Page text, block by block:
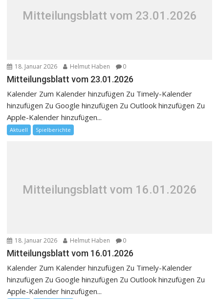
Mitteilungsblatt vom 23.01.2026
18. Januar 2026 Helmut Haben 0
Mitteilungsblatt vom 23.01.2026
Kalender Zum Kalender hinzufügen Zu Timely-Kalender
hinzufügen Zu Google hinzufügen Zu Outlook hinzufügen Zu
Apple-Kalender hinzufügen...
Aktuell Spielberichte
Mitteilungsblatt vom 16.01.2026
18. Januar 2026 Helmut Haben 0
Mitteilungsblatt vom 16.01.2026
Kalender Zum Kalender hinzufügen Zu Timely-Kalender
hinzufügen Zu Google hinzufügen Zu Outlook hinzufügen Zu
Apple-Kalender hinzufügen...